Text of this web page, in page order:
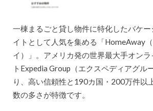
一棟まるごと貸し物件に特化したバケ
イトとして人気を集める「HomeAway
イ）」。アメリカ発の世界最大手オン
トExpedia Group（エクスペディアグル
り、高い信頼性と190カ国・200万件以
数の多さが特徴です。